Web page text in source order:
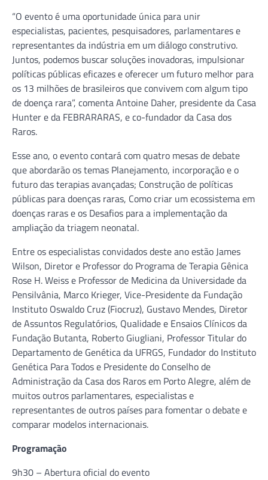
“O evento é uma oportunidade única para unir
especialistas, pacientes, pesquisadores, parlamentares e
representantes da indústria em um diálogo construtivo.
Juntos, podemos buscar soluções inovadoras, impulsionar
políticas públicas eficazes e oferecer um futuro melhor para
os 13 milhões de brasileiros que convivem com algum tipo
de doença rara”, comenta Antoine Daher, presidente da Casa
Hunter e da FEBRARARAS, e co-fundador da Casa dos
Raros.
Esse ano, o evento contará com quatro mesas de debate
que abordarão os temas Planejamento, incorporação e o
futuro das terapias avançadas; Construção de políticas
públicas para doenças raras, Como criar um ecossistema em
doenças raras e os Desafios para a implementação da
ampliação da triagem neonatal.
Entre os especialistas convidados deste ano estão James
Wilson, Diretor e Professor do Programa de Terapia Gênica
Rose H. Weiss e Professor de Medicina da Universidade da
Pensilvânia, Marco Krieger, Vice-Presidente da Fundação
Instituto Oswaldo Cruz (Fiocruz), Gustavo Mendes, Diretor
de Assuntos Regulatórios, Qualidade e Ensaios Clínicos da
Fundação Butanta, Roberto Giugliani, Professor Titular do
Departamento de Genética da UFRGS, Fundador do Instituto
Genética Para Todos e Presidente do Conselho de
Administração da Casa dos Raros em Porto Alegre, além de
muitos outros parlamentares, especialistas e
representantes de outros países para fomentar o debate e
comparar modelos internacionais.
Programação
9h30 – Abertura oficial do evento